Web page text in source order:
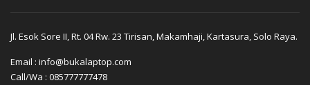
Jl. Esok Sore II, Rt. 04 Rw. 23 Tirisan, Makamhaji, Kartasura, Solo Raya.
Email : info@bukalaptop.com
Call/Wa : 085777777478